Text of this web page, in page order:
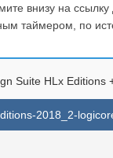
внизу на
таймером, по
Suite HLx Editions
2018_2-